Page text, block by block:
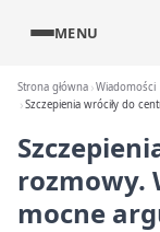
MENU
Strona główna Wiadomości
Szczepienia wróciły do
rozmowy.
mocne